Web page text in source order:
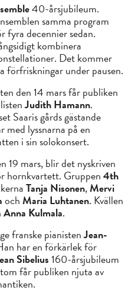
40-årsjubileum.
samma program
fyra decennier sedan.
kombinera
Det kommer
förfriskningar under pausen.
den 14 mars får publiken
Judith Hamann.
Saaris gårds gästande
lyssnarna på en
i sin solokonsert.
19 mars, blir det nyskriven
hornkvartett. Gruppen4th
Tanja Nisonen,Mervi
ochMaria Luhtanen. Kvällen
Anna Kulmala.
franske pianistenJean-
har en förkärlek för
Sibelius160-årsjubileum
får publiken njuta av